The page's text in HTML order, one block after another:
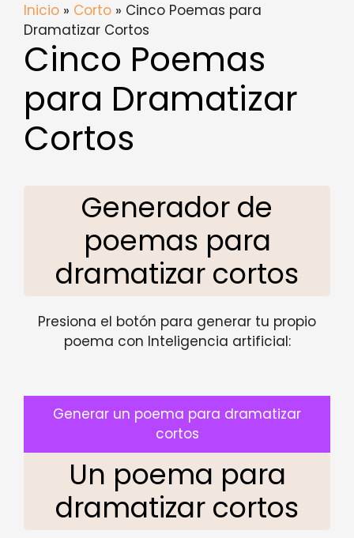
Inicio » Corto » Cinco Poemas para
Dramatizar Cortos
Cinco Poemas
para Dramatizar
Cortos
Generador de
poemas para
dramatizar cortos
Presiona el botón para generar tu propio
poema con Inteligencia artificial:
Generar un poema para dramatizar
cortos
Un poema para
dramatizar cortos